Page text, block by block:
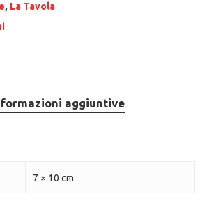
, La Tavola
aggiuntive
7 × 10 cm